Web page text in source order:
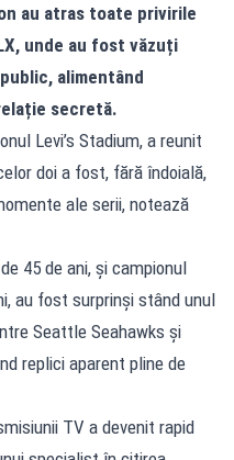
au atras toate privirile
unde au fost văzuți
alimentând
secretă.
Levi’s Stadium, a reunit
doi a fost, fără îndoială,
ale serii, notează
45 de ani, și campionul
au fost surprinși stând unul
Seattle Seahawks și
replici aparent pline de
TV a devenit rapid